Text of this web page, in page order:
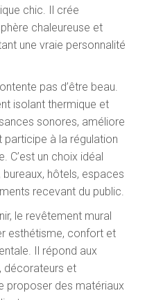
chic. Il crée
chaleureuse et
une vraie personnalité
pas d’être beau.
isolant thermique et
sonores, améliore
à la régulation
C’est un choix idéal
hôtels, espaces
recevant du public.
le revêtement mural
esthétisme, confort et
Il répond aux
décorateurs et
proposer des matériaux